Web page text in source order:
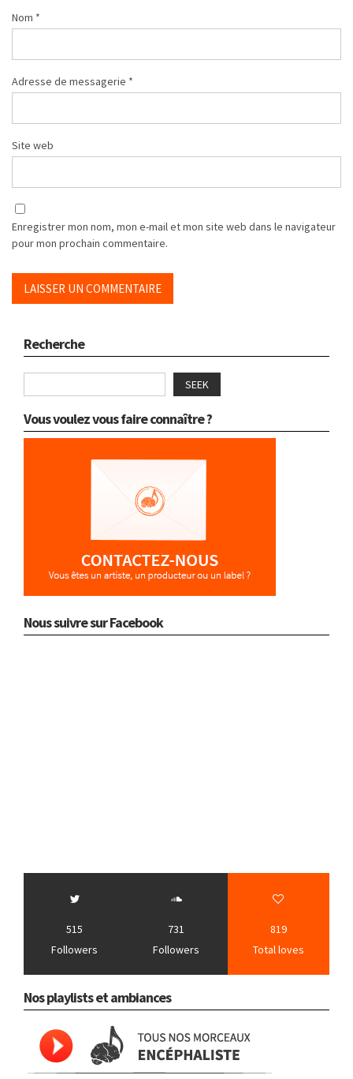
Nom *
Adresse de messagerie *
Site web
Enregistrer mon nom, mon e-mail et mon site web dans le navigateur
pour mon prochain commentaire.
Recherche
SEEK
Vous voulez vous faire connaître ?
Nous suivre sur Facebook
515
Followers
731
Followers
819
Total loves
Nos playlists et ambiances